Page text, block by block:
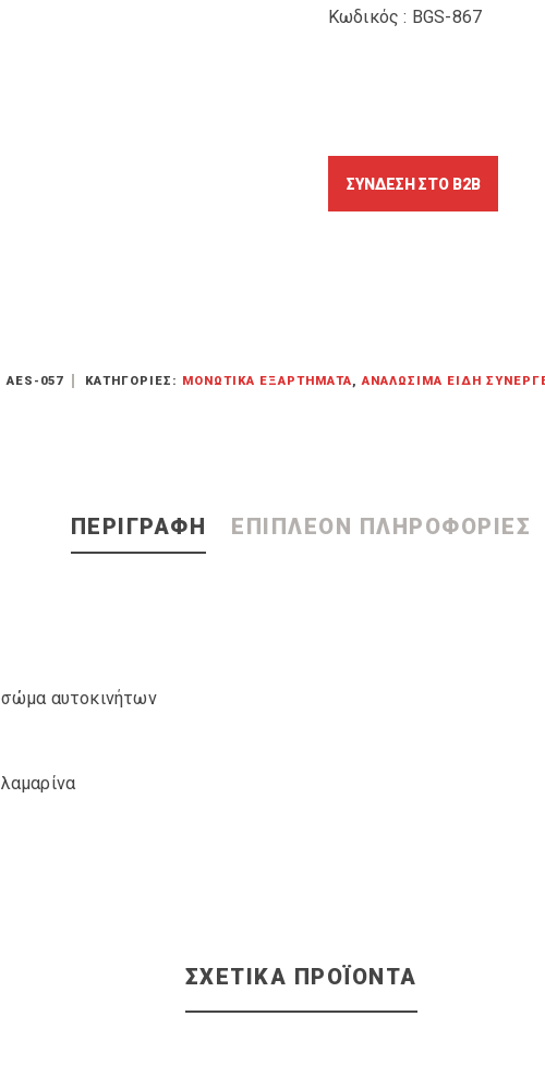
Κωδικός : BGS-867
AES-057 ΚΑΤΗΓΟΡΊΕΣ: ΜΟΝΩΤΙΚΆ ΕΞΑΡΤΉΜΑΤΑ,ΑΝΑΛΏΣΙΜΑ ΕΊΔΗ
ΠΕΡΙΓΡΑΦΉ ΕΠΙΠΛΈΟΝ ΠΛΗΡΟΦΟΡΊΕΣ
σώμα αυτοκινήτων
ΣΧΕΤΙΚΆ ΠΡΟΪΌΝΤΑ